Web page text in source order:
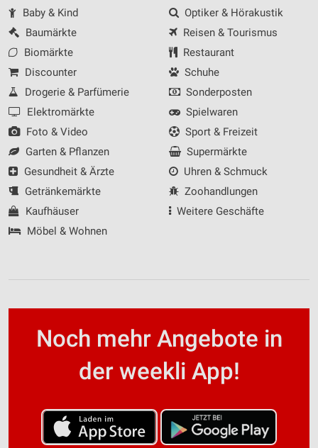
Baby & Kind
Baumärkte
Biomärkte
Discounter
Drogerie & Parfümerie
Elektromärkte
Foto & Video
Garten & Pflanzen
Gesundheit & Ärzte
Getränkemärkte
Kaufhäuser
Möbel & Wohnen
Optiker & Hörakustik
Reisen & Tourismus
Restaurant
Schuhe
Sonderposten
Spielwaren
Sport & Freizeit
Supermärkte
Uhren & Schmuck
Zoohandlungen
Weitere Geschäfte
Noch mehr Angebote in
der weekli App!